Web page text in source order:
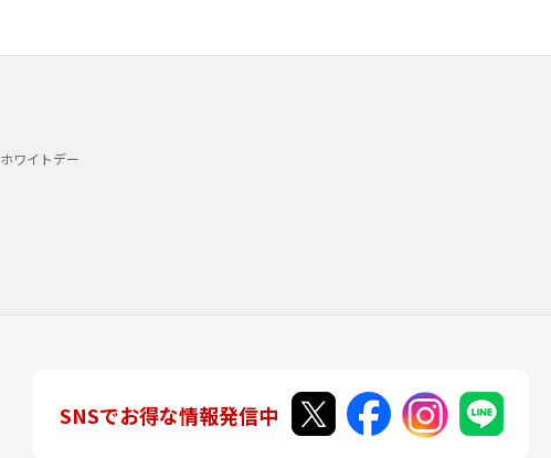
ホワイトデー
SNSでお得な情報発信中